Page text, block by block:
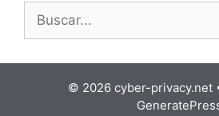
© 2026 cyber-privacy.net